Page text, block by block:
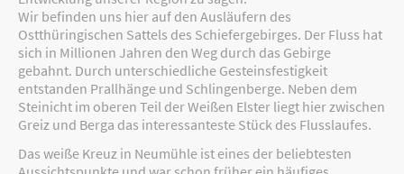
Wir befinden uns hier auf den Ausläufern des
Ostthüringischen Sattels des Schiefergebirges. Der Fluss hat
sich in Millionen Jahren den Weg durch das Gebirge
gebahnt. Durch unterschiedliche Gesteinsfestigkeit
entstanden Prallhänge und Schlingenberge. Neben dem
Steinicht im oberen Teil der Weißen Elster liegt hier zwischen
Greiz und Berga das interessanteste Stück des Flusslaufes.
Das weiße Kreuz in Neumühle ist eines der beliebtesten